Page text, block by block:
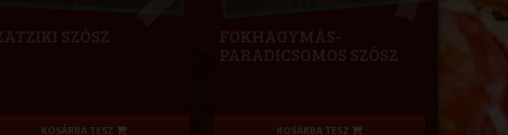
KOSÁRBA TESZ KOSÁRBA TESZ